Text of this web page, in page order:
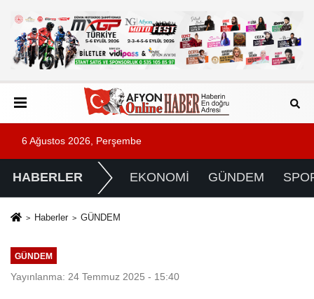
6 Ağustos 2026, Perşembe
HABERLER EKONOMİ GÜNDEM
Haberler GÜNDEM
GÜNDEM
Yayınlanma: 24 Temmuz 2025 - 15:40